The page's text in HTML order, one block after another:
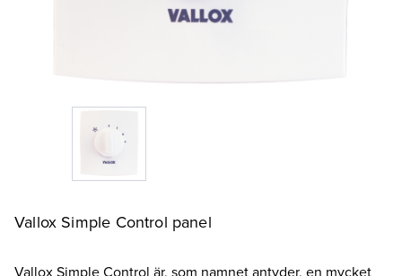
Vallox Simple Control panel
Vallox Simple Control är, som namnet antyder, en mycket